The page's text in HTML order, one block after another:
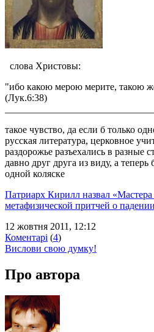
слова Христовы:
"ибо какою мерою мерите, такою
такое чувство, да если б только
русская литература, церковное
раздорожье разъехались в разные
давно друг друга из виду, а теперь
одной коляске
Патриарх Кирилл назвал
метафизической притчей о
12 жовтня 2011, 12:12
Коментарі (4)
Вислови свою думку!
Про автора